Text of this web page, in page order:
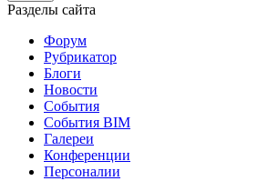
Разделы сайта
Форум
Рубрикатор
Блоги
Новости
События
События BIM
Галереи
Конференции
Персоналии